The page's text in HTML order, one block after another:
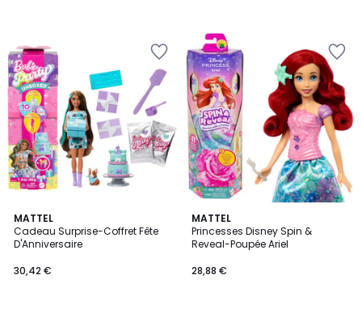
MATTEL
Cadeau Surprise-Coffret Fête
D'Anniversaire
30,42 €
4,8
/ 5
MATTEL
Princesses Disney Spin &
Reveal-Poupée Ariel
28,88 €
4,8
/ 5